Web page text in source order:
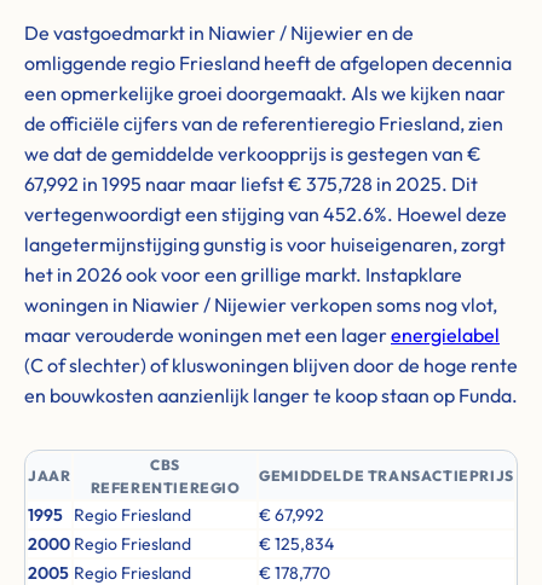
De vastgoedmarkt in Niawier / Nijewier en de
omliggende regio Friesland heeft de afgelopen decennia
een opmerkelijke groei doorgemaakt. Als we kijken naar
de officiële cijfers van de referentieregio Friesland, zien
we dat de gemiddelde verkoopprijs is gestegen van €
67,992 in 1995 naar maar liefst € 375,728 in 2025. Dit
vertegenwoordigt een stijging van 452.6%. Hoewel deze
langetermijnstijging gunstig is voor huiseigenaren, zorgt
het in 2026 ook voor een grillige markt. Instapklare
woningen in Niawier / Nijewier verkopen soms nog vlot,
maar verouderde woningen met een lagerenergielabel
(C of slechter) of kluswoningen blijven door de hoge rente
en bouwkosten aanzienlijk langer te koop staan op Funda.
JAAR
CBS
REFERENTIEREGIO
GEMIDDELDE TRANSACTIEPRIJS
1995 Regio Friesland
€ 67,992
2000 Regio Friesland
€ 125,834
2005 Regio Friesland
€ 178,770